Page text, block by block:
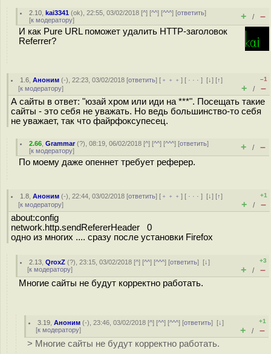
2.10 ,kai3341 (ok), 22:55, 03/02/2018 [^] [^^] [^^^] [ответить]
[к модератору] + / –
И как Pure URL поможет удалить HTTP-заголовок
Referrer?
1.6 ,Аноним (-), 22:23, 03/02/2018 [ответить] [ ﹢﹢﹢] [ · · ·][↓] [↑]
[к модератору]
–1
+ / –
А сайты в ответ: "юзай хром или иди на ***". Посещать такие
сайты - это себя не уважать. Но ведь большинство-то себя
не уважает, так что файрфоксупесец.
2.66 ,Grammar(?), 08:19, 06/02/2018 [^] [^^] [^^^] [ответить]
[к модератору] + / –
По моему даже опеннет требует реферер.
1.8 ,Аноним (-), 22:44, 03/02/2018 [ответить] [ ﹢﹢﹢] [ · · ·][↓] [↑]
[к модератору]
+1
+ / –
about:config
network.http.sendRefererHeader 0
одно из многих .... сразу после установки Firefox
2.13 ,QroxZ (?), 23:15, 03/02/2018 [^] [^^] [^^^] [ответить][↓]
[к модератору]
+3
+ / –
Многие сайты не будут корректно работать.
3.19 ,Аноним (-), 23:46, 03/02/2018 [^] [^^] [^^^] [ответить][↓]
[к модератору]
+1
+ / –
> Многие сайты не будут корректно работать.